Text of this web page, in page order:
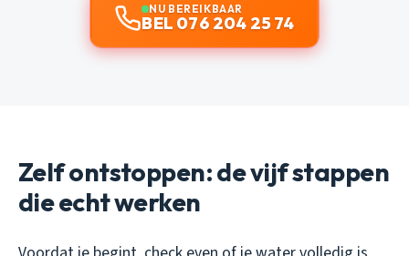
NU BEREIKBAAR
BEL 076 204 25 74
Zelf ontstoppen: de vijf stappen
die echt werken